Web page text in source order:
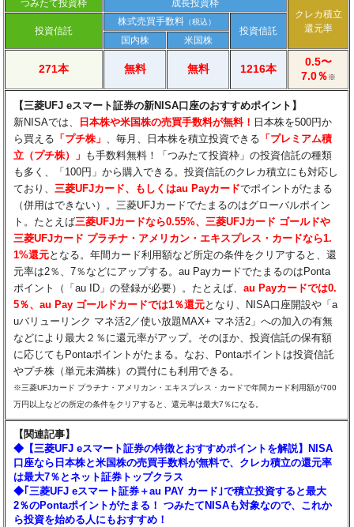
つみたて投資枠
成長投資枠
クレカ積立
還元率
投資信託
株式売買手数料（税込）
投資信託
国内株
米国株
271本 無料 無料 1216本
0.5〜
7.0％※
【三菱UFJ eスマート証券の新NISA口座のおすすめポイント】​
新NISAでは、
日本株や米国株の売買手数料が無料！ 日本株を500円か
ら買える 「プチ株」 、毎月、日本株を積立投資できる 「プレミアム積
立（プチ株）」 も手数料無料！「つみたて投資枠」の投資信託の種類
も多く、「100円」から購入できる。投資信託のクレカ積立にも対応し
ており、三菱UFJカード、もしくはau Payカードでポイントがたまる
（併用はできない）。三菱UFJカードでたまるのはグローバルポイン
ト。たとえば三菱UFJカードなら0.55%、三菱UFJカード ゴールドや
三菱UFJカード プラチナ・アメリカン・エキスプレス・カードなら1.
1%還元となる。年間カード利用額など所定の条件をクリアすると、還
元率は2％、7％などにアップする。au PayカードでたまるのはPonta
ポイント（「au ID」の登録が必要）。たとえば、au Payカードでは0.
5％、au Pay ゴールドカードでは1％還元となり、NISA口座開設や「a
uバリューリンク マネ活2／使い放題MAX+ マネ活2」への加入の有無
などにより最大２％に還元率がアップ。そのほか、投資信託の保有額
に応じてもPontaポイントがたまる。なお、Pontaポイントは投資信託
やプチ株（単元未満株）の買付にも利用できる。
※三菱UFJカード プラチナ・アメリカン・エキスプレス・カードで年間カード利用額が700
万円以上などの所定の条件をクリアすると、還元率は最大7％になる。
【関連記事】
◆【三菱UFJ eスマート証券の特徴とおすすめポイントを解説】NISA
口座なら日本株と米国株の売買手数料が無料で、クレカ積立の還元率
は最大7％とネット証券トップクラス
◆｢三菱UFJ eスマート証券＋au PAY カード｣で積立投資すると最大
2％のPontaポイントがたまる！ つみたてNISAも対象なので、これか
ら投資を始める人にもおすすめ！